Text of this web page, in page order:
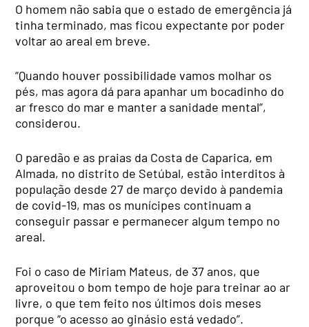
O homem não sabia que o estado de emergência já
tinha terminado, mas ficou expectante por poder
voltar ao areal em breve.
“Quando houver possibilidade vamos molhar os
pés, mas agora dá para apanhar um bocadinho do
ar fresco do mar e manter a sanidade mental”,
considerou.
O paredão e as praias da Costa de Caparica, em
Almada, no distrito de Setúbal, estão interditos à
população desde 27 de março devido à pandemia
de covid-19, mas os munícipes continuam a
conseguir passar e permanecer algum tempo no
areal.
Foi o caso de Miriam Mateus, de 37 anos, que
aproveitou o bom tempo de hoje para treinar ao ar
livre, o que tem feito nos últimos dois meses
porque “o acesso ao ginásio está vedado”.